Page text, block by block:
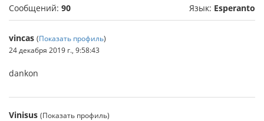
Сообщений: 90 Язык: Esperanto
vincas (Показать профиль)
24 декабря 2019 г., 9:58:43
dankon
Vinisus (Показать профиль)